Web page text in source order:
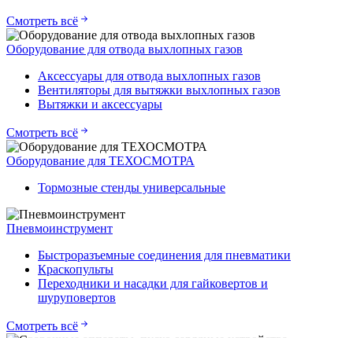
Смотреть всё
Оборудование для отвода выхлопных газов
Аксессуары для отвода выхлопных газов
Вентиляторы для вытяжки выхлопных газов
Вытяжки и аксессуары
Смотреть всё
Оборудование для ТЕХОСМОТРА
Тормозные стенды универсальные
Пневмоинструмент
Быстроразъемные соединения для пневматики
Краскопульты
Переходники и насадки для гайковертов и
шуруповертов
Смотреть всё